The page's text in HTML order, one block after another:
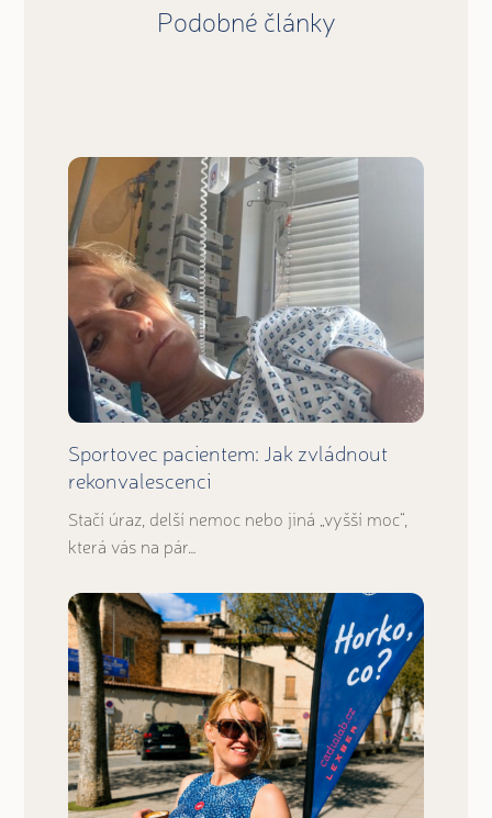
Podobné články
Sportovec pacientem: Jak zvládnout
rekonvalescenci
Stačí úraz, delší nemoc nebo jiná „vyšší moc“,
která vás na pár…